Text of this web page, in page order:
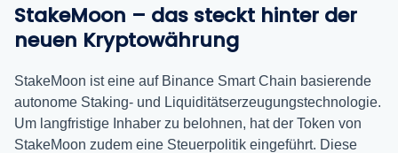
StakeMoon – das steckt hinter der
neuen Kryptowährung
StakeMoon ist eine auf Binance Smart Chain basierende
autonome Staking- und Liquiditätserzeugungstechnologie.
Um langfristige Inhaber zu belohnen, hat der Token von
StakeMoon zudem eine Steuerpolitik eingeführt. Diese